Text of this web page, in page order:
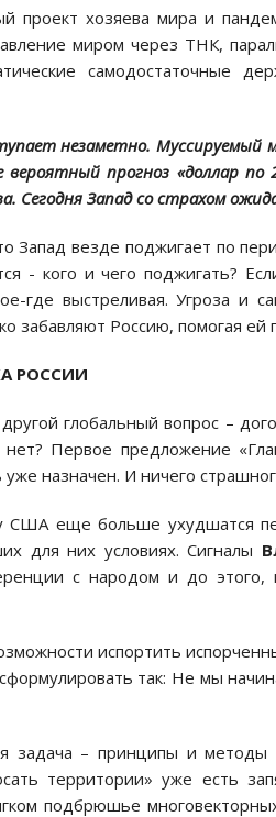
проект хозяева мира и
миром через ТНК,
самодостаточные
незаметно. Муссируемый
вероятный прогноз «доллар
Сегодня Запад со страхом
Запад везде поджигает по
- кого и чего поджигать?
где выстреливая. Угроза
забавляют Россию, помогая ей
РОССИИ
глобальный вопрос –
Первое предложение
уже назначен. И ничего
США еще больше ухудшатся
для них условиях. Сигналы
с народом и до
испортить
так: Не мы
задача – принципы и методы
территории» уже есть
подбрюшье